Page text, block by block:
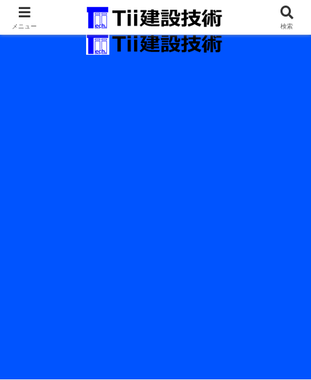
最新の建設技術の情報インフラ。
メニュー 検索